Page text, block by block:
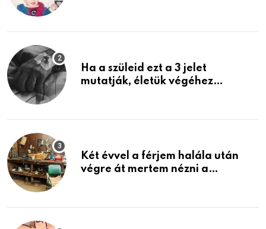
Ha a szüleid ezt a 3 jelet
mutatják, életük végéhez
Két évvel a férjem halála után
végre át mertem nézni a
életemet